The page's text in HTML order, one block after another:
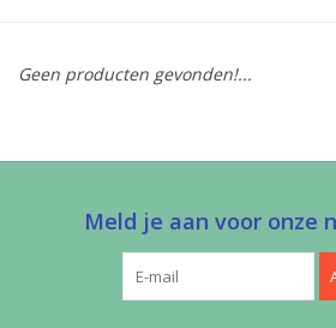
Studio Olive inspireert....
Geen producten gevonden!...
Meld je aan voor onze